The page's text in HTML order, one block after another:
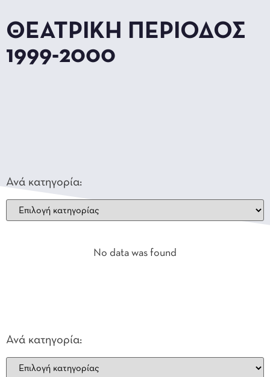
ΘΕΑΤΡΙΚΉ ΠΕΡΊΟΔΟΣ
1999-2000
Ανά κατηγορία:
No data was found
Ανά κατηγορία: